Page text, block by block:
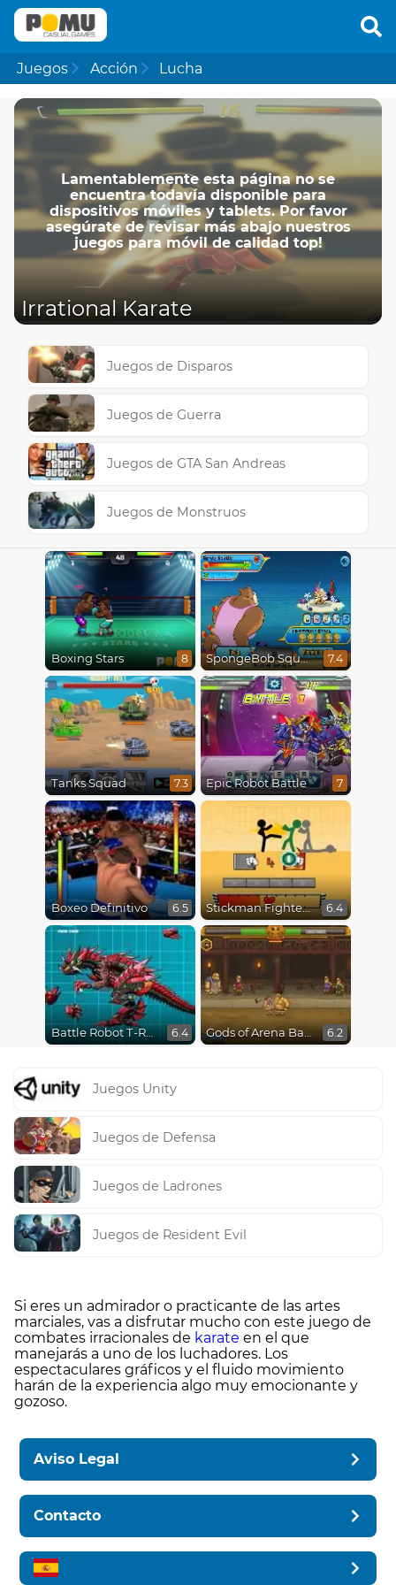
Juegos Acción Lucha
Lamentablemente esta página no se
encuentra todavía disponible para
dispositivos móviles y tablets. Por favor
asegúrate de revisar más abajo nuestros
juegos para móvil de calidad top!
Irrational Karate
Juegos de Disparos
Juegos de Guerra
Juegos de GTA San Andreas
Juegos de Monstruos
Boxing Stars 8 SpongeBob SquarePants : Monster Island Adventures 7.4
Tanks Squad 7.3 Epic Robot Battle 7
Boxeo Definitivo 6.5 Stickman Fighter Epic Battles 6.4
Battle Robot T-Rex Age 6.4 Gods of Arena Battles 6.2
Juegos Unity
Juegos de Defensa
Juegos de Ladrones
Juegos de Resident Evil
Si eres un admirador o practicante de las artes
marciales, vas a disfrutar mucho con este juego de
combates irracionales de karate en el que
manejarás a uno de los luchadores. Los
espectaculares gráficos y el fluido movimiento
harán de la experiencia algo muy emocionante y
gozoso.
Aviso Legal
Contacto